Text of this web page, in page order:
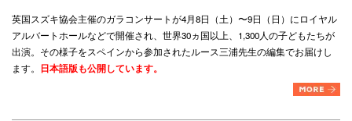
英国スズキ協会主催のガラコンサートが4月8日（土）〜9日（日）にロイヤル
アルバートホールなどで開催され、世界30ヵ国以上、1,300人の子どもたちが
出演。その様子をスペインから参加されたルース三浦先生の編集でお届けし
ます。 日本語版も公開しています。